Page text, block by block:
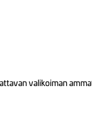
valikoiman